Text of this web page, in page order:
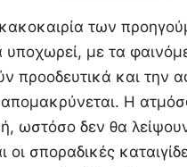
των
υποχωρεί, με τα
προοδευτικά και την
Η
ωστόσο δεν θα
οι σποραδικές